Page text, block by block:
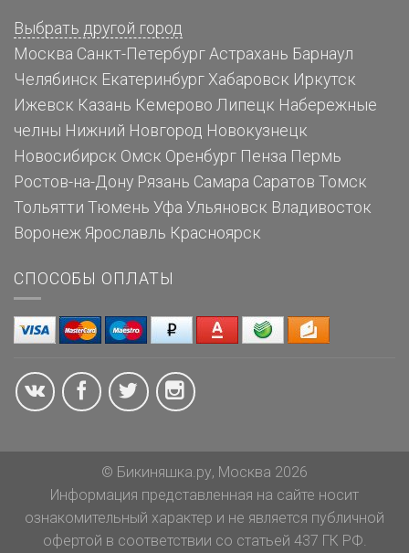
Выбрать другой город
Москва Санкт-Петербург Астрахань Барнаул
Челябинск Екатеринбург Хабаровск Иркутск
Ижевск Казань Кемерово Липецк Набережные
челны Нижний Новгород Новокузнецк
Новосибирск Омск Оренбург Пенза Пермь
Ростов-на-Дону Рязань Самара Саратов Томск
Тольятти Тюмень Уфа Ульяновск Владивосток
Воронеж Ярославль Красноярск
СПОСОБЫ ОПЛАТЫ
© Бикиняшка.ру, Москва 2026
Информация представленная на сайте носит
ознакомительный характер и не является публичной
офертой в соответствии со статьей 437 ГК РФ.